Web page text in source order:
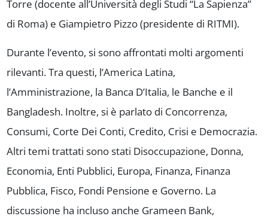
Torre (docente all’Università degli Studi “La Sapienza”
di Roma) e Giampietro Pizzo (presidente di RITMI).
Durante l’evento, si sono affrontati molti argomenti
rilevanti. Tra questi, l’America Latina,
l’Amministrazione, la Banca D’Italia, le Banche e il
Bangladesh. Inoltre, si è parlato di Concorrenza,
Consumi, Corte Dei Conti, Credito, Crisi e Democrazia.
Altri temi trattati sono stati Disoccupazione, Donna,
Economia, Enti Pubblici, Europa, Finanza, Finanza
Pubblica, Fisco, Fondi Pensione e Governo. La
discussione ha incluso anche Grameen Bank,